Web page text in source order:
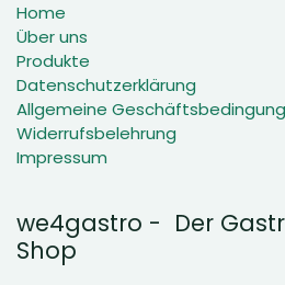
Home
Über uns
Produkte
Datenschutzerklärung
Allgemeine
Widerrufsbelehrung
Impressum
we4gastro - Der
Shop